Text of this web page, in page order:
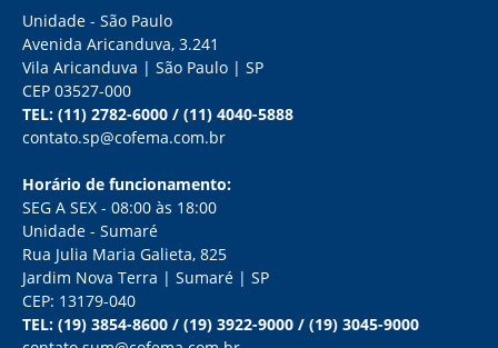
Unidade - São Paulo
Avenida Aricanduva, 3.241
Vila Aricanduva | São Paulo | SP
CEP 03527-000
TEL: (11) 2782-6000 / (11) 4040-5888
contato.sp@cofema.com.br
Horário de funcionamento:
SEG A SEX - 08:00 às 18:00
Unidade - Sumaré
Rua Julia Maria Galieta, 825
Jardim Nova Terra | Sumaré | SP
CEP: 13179-040
TEL: (19) 3854-8600 / (19) 3922-9000 / (19) 3045-9000